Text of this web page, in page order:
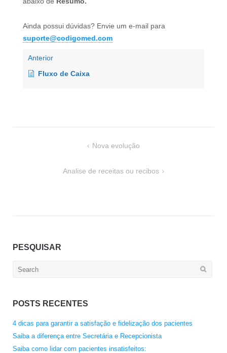
Ainda possui dúvidas? Envie um e-mail para
suporte@codigomed.com
Anterior
Fluxo de Caixa
Nova evolução
Analise de receitas ou recibos
PESQUISAR
Search
POSTS RECENTES
4 dicas para garantir a satisfação e fidelização dos pacientes
Saiba a diferença entre Secretária e Recepcionista
Saiba como lidar com pacientes insatisfeitos: